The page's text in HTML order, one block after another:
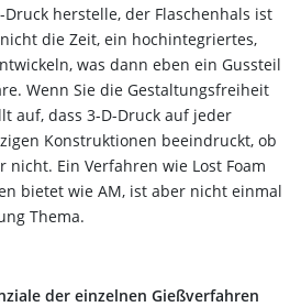
herstelle, der Flaschenhals ist
die Zeit, ein hochintegriertes,
was dann eben ein Gussteil
Wenn Sie die Gestaltungsfreiheit
auf, dass 3-D-Druck auf jeder
Konstruktionen beeindruckt, ob
Ein Verfahren wie Lost Foam
bietet wie AM, ist aber nicht einmal
Thema.
der einzelnen Gießverfahren